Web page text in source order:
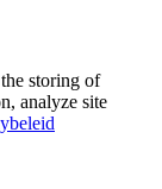
storing of
analyze site